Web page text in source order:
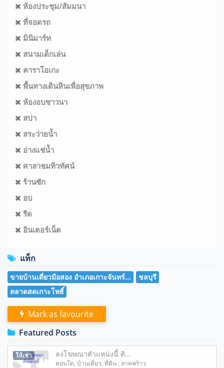
ห้องประชุม/สัมมนา
ที่จอดรถ
มินิมาร์ท
สนามเด็กเล่น
คาราโอเกะ
พื้นทางเดินหินเพื่อสุขภาพ
ห้องอบซาวนา
สปา
สระว่ายน้ำ
อ่างแช่น้ำ
ศาลาชมทิวทัศน์
ร้านซัก
อบ
รีด
อินเตอร์เน็ต
แท็ก
ขายบ้านเดี่ยวมือสอง อำเภอเกาะจันทร์...
ชลบุรี
ตลาดสดเกาะโพธิ์
Mark as favourite
Featured Posts
ให้เช่า ลงโฆษณาตำแหน่งนี้ ติ...
คอนโด, บ้านเดี่ยว, ที่ดิน , ลาดพร้าว